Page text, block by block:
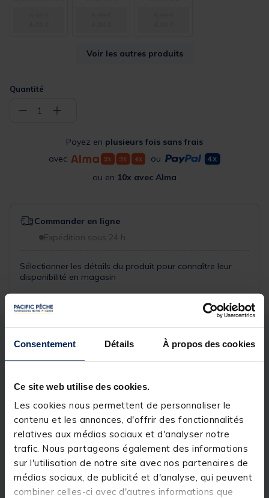
Consentement Détails À propos des cookies
Ce site web utilise des cookies.
Les cookies nous permettent de personnaliser le
contenu et les annonces, d'offrir des fonctionnalités
relatives aux médias sociaux et d'analyser notre
trafic. Nous partageons également des informations
sur l'utilisation de notre site avec nos partenaires de
médias sociaux, de publicité et d'analyse, qui peuvent
combiner celles-ci avec d'autres informations que
Voir les autres produits
Quantité
− 1 +
Payez en plusieurs fois sans frais
avec
ou
ou en 10x avec Alma
Commander en ligne
Expédition sous 24 h
Sélectionner les détails du produit pour connaître leur
disponibilité en magasin
Description Spécifications
Description & détails
Description
Casting jigtrès attractif, leMeiji de chez Explorer
à été conçu pour être balancer dans les
chasser pour traquer les loups/bars, les bonites, les
pélamides, les sérioles ou encore les wahoos (thons
banane en pêche exo). LeCasting jig Meiji
, muni de
deux hameçons assist hook en tête et d’un hameçon
single en queue, est un leurre qui s’anime avec des